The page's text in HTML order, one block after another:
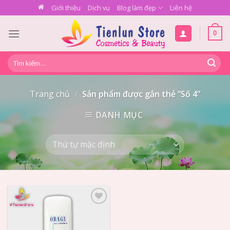
to
content
Giới thiệu Dịch vụ Blog làm đẹp Liên hệ
0
Tìm
kiếm:
Trang chủ / Sản phẩm được gắn thẻ “Số 4”
DANH MỤC